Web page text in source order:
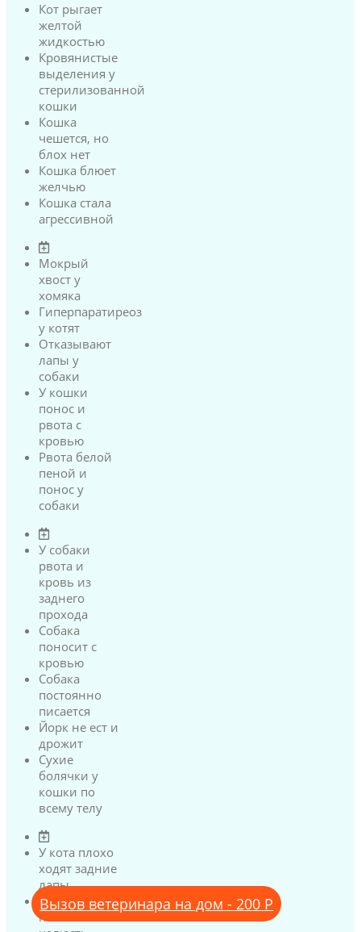
Вызов ветеринара на дом - 200 Р
Кот рыгает
желтой
жидкостью
Кровянистые
выделения у
стерилизованной
кошки
Кошка
чешется, но
блох нет
Кошка блюет
желчью
Кошка стала
агрессивной
Мокрый
хвост у
хомяка
Гиперпаратиреоз
у котят
Отказывают
лапы у
собаки
У кошки
понос и
рвота с
кровью
Рвота белой
пеной и
понос у
собаки
У собаки
рвота и
кровь из
заднего
прохода
Собака
поносит с
кровью
Собака
постоянно
писается
Йорк не ест и
дрожит
Сухие
болячки у
кошки по
всему телу
У кота плохо
ходят задние
лапы
У кота
нижняя